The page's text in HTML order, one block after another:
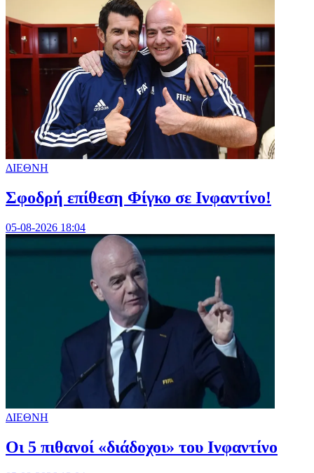
ΔΙΕΘΝΗ
Σφοδρή επίθεση Φίγκο σε Ινφαντίνο!
05-08-2026 18:04
ΔΙΕΘΝΗ
Οι 5 πιθανοί «διάδοχοι» του Ινφαντίνο